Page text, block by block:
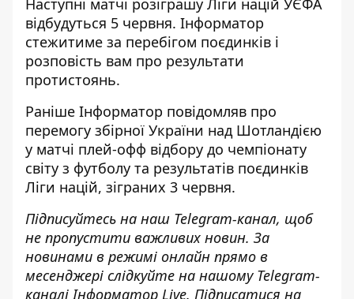
Наступні матчі розіграшу Ліги націй УЄФА
відбудуться 5 червня. Інформатор
стежитиме за перебігом поєдинків і
розповість вам про результати
протистоянь.
Раніше Інформатор повідомляв про
перемогу збірної України над Шотландією
у матчі плей-офф відбору до чемпіонату
світу з футболу та результатів поєдинків
Ліги націй, зіграних 3 червня.
Підписуйтесь на наш Telegram-канал, щоб
не пропустити важливих новин. За
новинами в режимі онлайн прямо в
месенджері слідкуйте на нашому Telegram-
каналіІнформатор Live. Підписатися на